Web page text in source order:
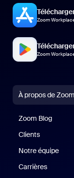
Zoom
Zoom
À propos de Zoom
Zoom Blog
Clients
Notre équipe
Carrières